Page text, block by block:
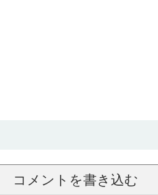
コメントを書き込む